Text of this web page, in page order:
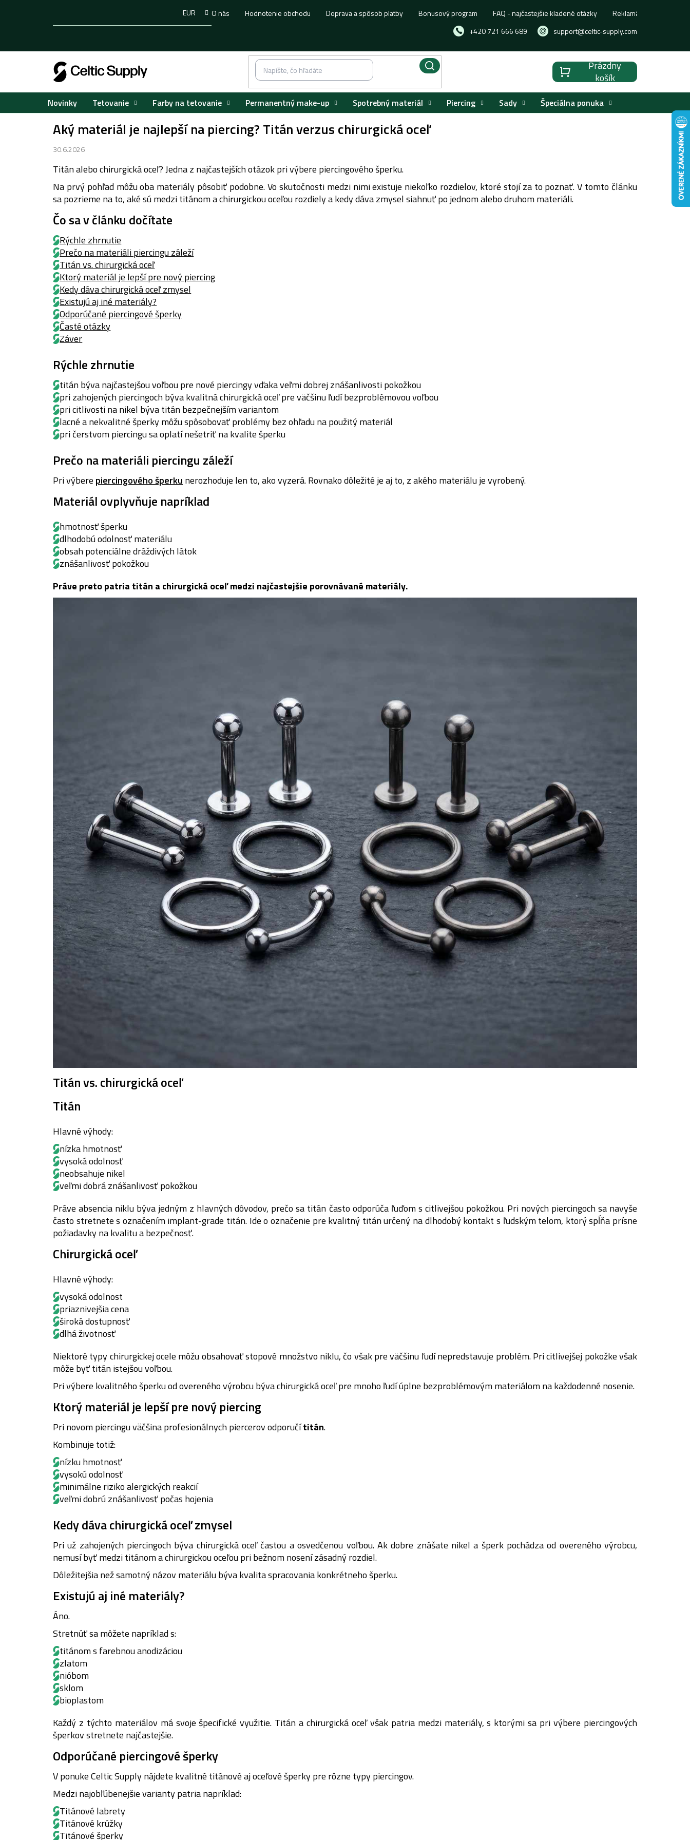
+420 721 666 689 support@celtic-supply.com
O nás Hodnotenie obchodu Doprava a spôsob platby Bonusový program FAQ - najčastejšie kladené otázky Reklamácia, výmena
EUR
Nákupný
košík
Prázdny
košík
Novinky Tetovanie Farby na tetovanie Permanentný make-up Spotrebný materiál Piercing Sady Špeciálna ponuka
Aký materiál je najlepší na piercing? Titán verzus chirurgická oceľ
30.6.2026
Titán alebo chirurgická oceľ?Jedna z najčastejších otázok pri výbere piercingového šperku.
Na prvý pohľad môžu oba materiály pôsobiť podobne. Vo skutočnosti medzi nimi existuje niekoľko rozdielov, ktoré stojí za to poznať.V tomto článku
sa pozrieme na to, aké sú medzi titánom a chirurgickou oceľou rozdiely a kedy dáva zmysel siahnuť po jednom alebo druhom materiáli.
Čo sa v článku dočítate
Rýchle zhrnutie
Prečo na materiáli piercingu záleží
Titán vs. chirurgická oceľ
Ktorý materiál je lepší pre nový piercing
Kedy dáva chirurgická oceľ zmysel
Existujú aj iné materiály?
Odporúčané piercingové šperky
Časté otázky
Záver
Rýchle zhrnutie
titán býva najčastejšou voľbou pre nové piercingy vďaka veľmi dobrej znášanlivosti pokožkou
pri zahojených piercingoch býva kvalitná chirurgická oceľ pre väčšinu ľudí bezproblémovou voľbou
pri citlivosti na nikel býva titán bezpečnejším variantom
lacné a nekvalitné šperky môžu spôsobovať problémy bez ohľadu na použitý materiál
pri čerstvom piercingu sa oplatí nešetriť na kvalite šperku
Prečo na materiáli piercingu záleží
Pri výbere piercingového šperku nerozhoduje len to, ako vyzerá. Rovnako dôležité je aj to, z akého materiálu je vyrobený.
Materiál ovplyvňuje napríklad
hmotnosť šperku
dlhodobú odolnosť materiálu
obsah potenciálne dráždivých látok
znášanlivosť pokožkou
Práve preto patria titán a chirurgická oceľ medzi najčastejšie porovnávané materiály.
Titán vs. chirurgická oceľ
Titán
Hlavné výhody:
nízka hmotnosť
vysoká odolnosť
neobsahuje nikel
veľmi dobrá znášanlivosť pokožkou
Práve absencia niklu býva jedným z hlavných dôvodov, prečo sa titán často odporúča ľuďom s citlivejšou pokožkou. Pri nových piercingoch sa navyše
často stretnete s označením implant-grade titán. Ide o označenie pre kvalitný titán určený na dlhodobý kontakt s ľudským telom, ktorý spĺňa prísne
požiadavky na kvalitu a bezpečnosť.
Chirurgická oceľ
Hlavné výhody:
vysoká odolnost
priaznivejšia cena
široká dostupnosť
dlhá životnosť
Niektoré typy chirurgickej ocele môžu obsahovať stopové množstvo niklu, čo však pre väčšinu ľudí nepredstavuje problém. Pri citlivejšej pokožke však
môže byť titán istejšou voľbou.
Pri výbere kvalitného šperku od overeného výrobcu býva chirurgická oceľ pre mnoho ľudí úplne bezproblémovým materiálom na každodenné nosenie.
Ktorý materiál je lepší pre nový piercing
Pri novom piercingu väčšina profesionálnych piercerov odporučítitán.
Kombinuje totiž:
nízku hmotnosť
vysokú odolnosť
minimálne riziko alergických reakcií
veľmi dobrú znášanlivosť počas hojenia
Kedy dáva chirurgická oceľ zmysel
Pri už zahojených piercingoch býva chirurgická oceľ častou a osvedčenou voľbou. Ak dobre znášate nikel a šperk pochádza od overeného výrobcu,
nemusí byť medzi titánom a chirurgickou oceľou pri bežnom nosení zásadný rozdiel.
Dôležitejšia než samotný názov materiálu býva kvalita spracovania konkrétneho šperku.
Existujú aj iné materiály?
Áno.
Stretnúť sa môžete napríklad s:
titánom s farebnou anodizáciou
zlatom
nióbom
sklom
bioplastom
Každý z týchto materiálov má svoje špecifické využitie. Titán a chirurgická oceľ však patria medzi materiály, s ktorými sa pri výbere piercingových
šperkov stretnete najčastejšie.
Odporúčané piercingové šperky
V ponuke Celtic Supply nájdete kvalitné titánové aj oceľové šperky pre rôzne typy piercingov.
Medzi najobľúbenejšie varianty patria napríklad:
Titánové labrety
Titánové krúžky
Titánové šperky